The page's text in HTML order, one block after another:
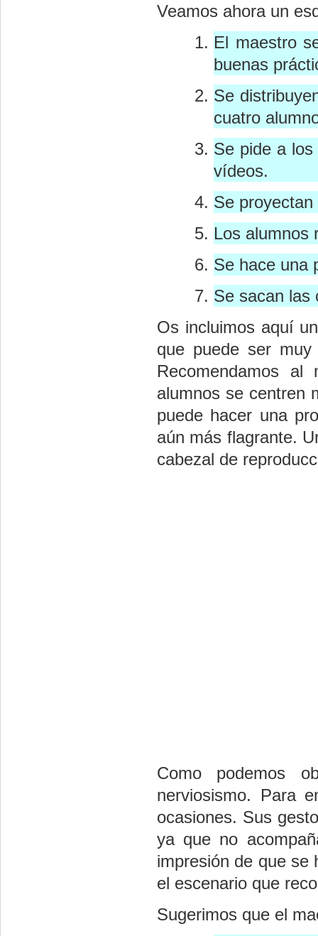
Veamos ahora un
El maestro
buenas
Se
cuatro
Se pide a
vídeos.
Se
Los alumnos
Se hace una
Se sacan las
Os incluimos aquí
que puede ser
Recomendamos
alumnos se centren
puede hacer una
aún más flagrante.
cabezal de
Como podemos
nerviosismo. Para
ocasiones. Sus
ya que no
impresión de que se
el escenario que
Sugerimos que el